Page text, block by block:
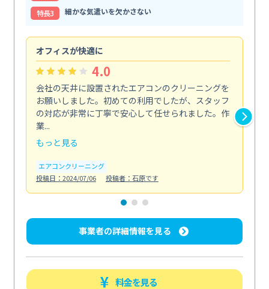
特⻑3
細かな気遣いを欠かさない
オフィスが快適に
4.0
会社の天井に設置されたエアコンのクリーニングを
お願いしました。初めての利用でしたが、スタッフ
の対応が非常に丁寧で安心して任せられました。作
業...
もっと見る
エアコンクリーニング
投稿日：2024/07/06
投稿者：石原です
事業者の詳細情報を見る
料金を見る